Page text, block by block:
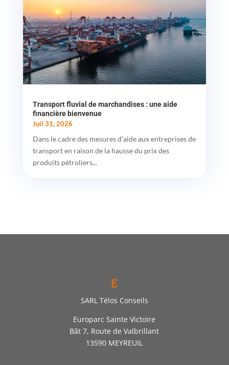
Transport fluvial de marchandises : une aide
financière bienvenue
Juil 31, 2026
Dans le cadre des mesures d'aide aux entreprises de
transport en raison de la hausse du prix des
produits pétroliers...
ε
SARL Télos Conseils
Europarc Sainte Victoire
Bât 7, Route de Valbrillant
13590 MEYREUIL